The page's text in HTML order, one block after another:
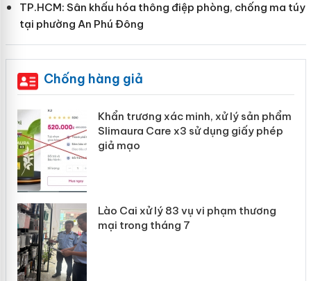
TP.HCM: Sân khấu hóa thông điệp phòng, chống ma túy
tại phường An Phú Đông
Chống hàng giả
Khẩn trương xác minh, xử lý sản phẩm
Slimaura Care x3 sử dụng giấy phép
giả mạo
Lào Cai xử lý 83 vụ vi phạm thương
mại trong tháng 7